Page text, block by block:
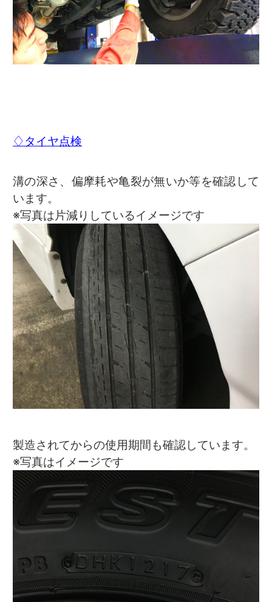
♢タイヤ点検
溝の深さ、偏摩耗や亀裂が無いか等を確認して
います。
※写真は片減りしているイメージです
製造されてからの使用期間も確認しています。
※写真はイメージです